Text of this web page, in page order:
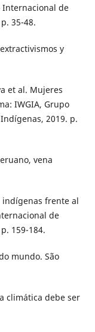
Internacional de
35-48.
y
et al. Mujeres
IWGIA, Grupo
2019. p.
vena
indígenas frente al
de
159-184.
mundo. São
climática debe ser